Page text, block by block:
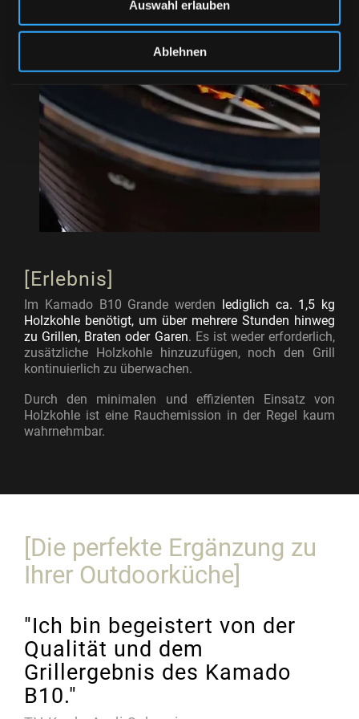
Auswahl erlauben
Ablehnen
[Erlebnis]
Im Kamado B10 Grande werden lediglich ca. 1,5 kg
Holzkohle benötigt, um über mehrere Stunden hinweg
zu Grillen, Braten oder Garen. Es ist weder erforderlich,
zusätzliche Holzkohle hinzuzufügen, noch den Grill
kontinuierlich zu überwachen.
Durch den minimalen und effizienten Einsatz von
Holzkohle ist eine Rauchemission in der Regel kaum
wahrnehmbar.
[Die perfekte Ergänzung zu
Ihrer Outdoorküche]
"Ich bin begeistert von der
Qualität und dem
Grillergebnis des Kamado
B10."